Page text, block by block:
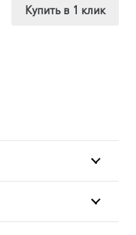
Купить в 1 клик